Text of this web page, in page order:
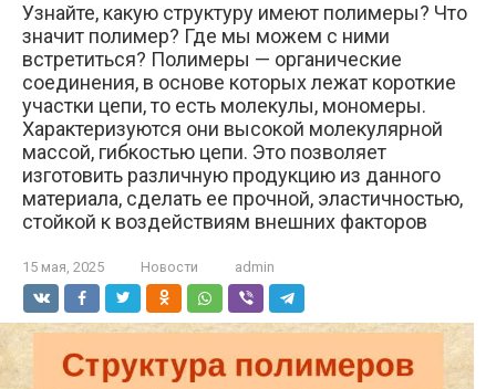
Узнайте, какую структуру имеют полимеры? Что
значит полимер? Где мы можем с ними
встретиться? Полимеры — органические
соединения, в основе которых лежат короткие
участки цепи, то есть молекулы, мономеры.
Характеризуются они высокой молекулярной
массой, гибкостью цепи. Это позволяет
изготовить различную продукцию из данного
материала, сделать ее прочной, эластичностью,
стойкой к воздействиям внешних факторов
15 мая, 2025 Новости admin